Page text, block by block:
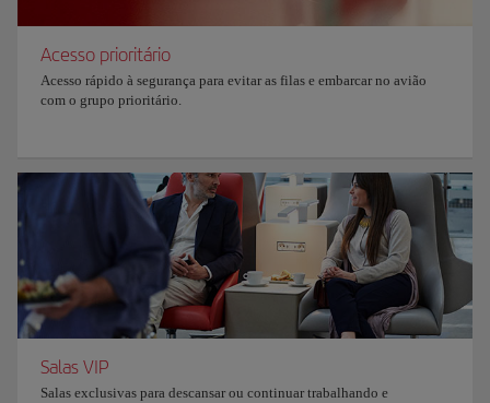
Acesso prioritário
Acesso rápido à segurança para evitar as filas e embarcar no avião
com o grupo prioritário.
Salas VIP
Salas exclusivas para descansar ou continuar trabalhando e